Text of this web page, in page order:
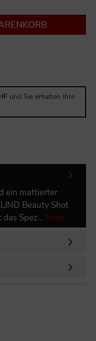
und Sie erhalten Ihre
ein mattierter
Beauty Shot
das Spez… Mehr